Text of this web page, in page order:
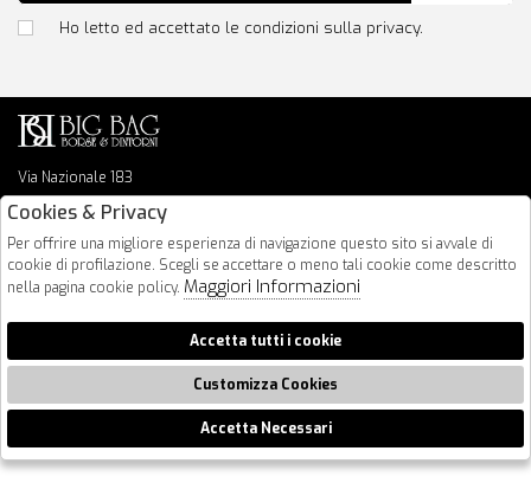
Via Nazionale 183
64026 Roseto Degli Abruzzi
info@bigbagshoponline.it
follow us
Ho letto ed accettato le condizioni sulla privacy.
2026 BigBag - P.iva : 00916940679 Powered by
🍪
Cookies & Privacy
Per offrire una migliore esperienza di navigazione questo sito si avvale di
cookie di profilazione. Scegli se accettare o meno tali cookie come descritto
nella pagina cookie policy. Maggiori Informazioni
Accetta tutti i cookie
Customizza Cookies
Accetta Necessari